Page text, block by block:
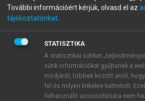
A regisztráció után apróbaidőszak
BELÉPÉS SAJÁT FIÓKKAL
ÚJ FIÓK LÉTREHOZÁSA
1 óra díjmentes hozzáférés
További információért kérjük, olvasd el az
tájékoztatónkat
STATISZTIKA
A statisztikai sütiket
sütik információkat gyűjtenek a
módjáról, többek között arról,
fel és milyen linkekre kattintott.
felhasználó azonosítására nem